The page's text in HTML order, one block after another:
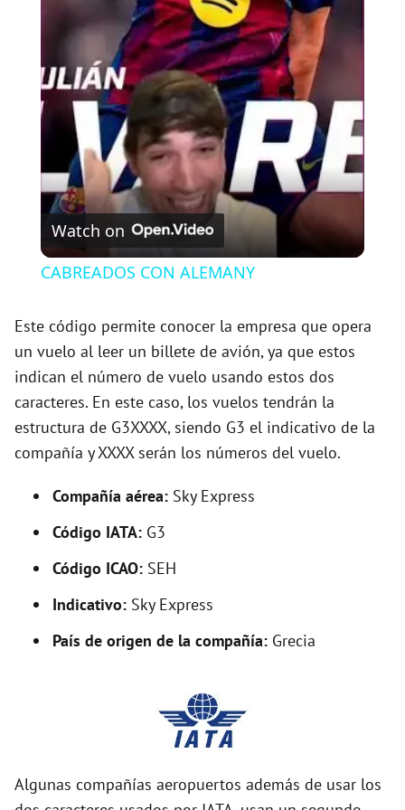
l
a
y
V
i
d
e
o
Watch on
CABREADOS CON ALEMANY
Este código permite conocer la empresa que opera
un vuelo al leer un billete de avión, ya que estos
indican el número de vuelo usando estos dos
caracteres. En este caso, los vuelos tendrán la
estructura de G3XXXX, siendo G3 el indicativo de la
compañía y XXXX serán los números del vuelo.
Compañía aérea: Sky Express
Código IATA: G3
Código ICAO: SEH
Indicativo: Sky Express
País de origen de la compañía: Grecia
Algunas compañías aeropuertos además de usar los